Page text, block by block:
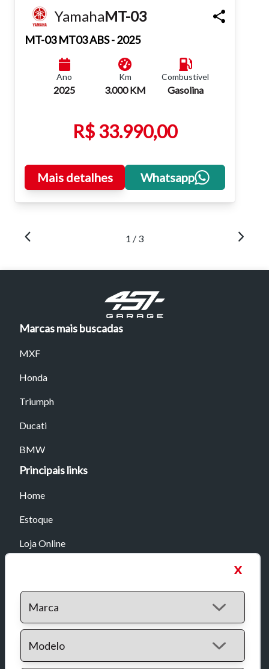
Fechar
x
YamahaMT-03
MT-03 MT03 ABS - 2025
Ano
2025
Km
3.000 KM
Combustível
Gasolina
R$ 33.990,00
Mais detalhes Whatsapp
1 / 3
Marcas mais buscadas
MXF
Honda
Triumph
Ducati
BMW
Principais links
Home
Estoque
Loja Online
Contato
Mídias sociais